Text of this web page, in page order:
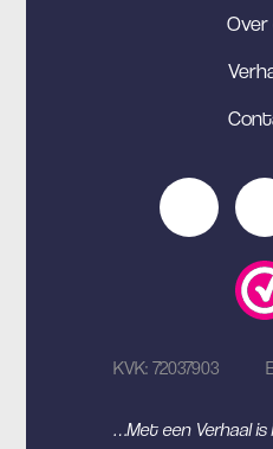
Over
KVK: 72037903
…Met een Verhaal